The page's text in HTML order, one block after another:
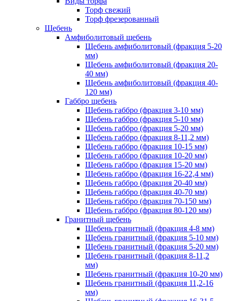
Торф свежий
Торф фрезерованный
Щебень
Амфиболитовый щебень
Щебень амфиболитовый (фракция 5-20
мм)
Щебень амфиболитовый (фракция 20-
40 мм)
Щебень амфиболитовый (фракция 40-
120 мм)
Габбро щебень
Щебень габбро (фракция 3-10 мм)
Щебень габбро (фракция 5-10 мм)
Щебень габбро (фракция 5-20 мм)
Щебень габбро (фракция 8-11,2 мм)
Щебень габбро (фракция 10-15 мм)
Щебень габбро (фракция 10-20 мм)
Щебень габбро (фракция 15-20 мм)
Щебень габбро (фракция 16-22,4 мм)
Щебень габбро (фракция 20-40 мм)
Щебень габбро (фракция 40-70 мм)
Щебень габбро (фракция 70-150 мм)
Щебень габбро (фракция 80-120 мм)
Гранитный щебень
Щебень гранитный (фракция 4-8 мм)
Щебень гранитный (фракция 5-10 мм)
Щебень гранитный (фракция 5-20 мм)
Щебень гранитный (фракция 8-11,2
мм)
Щебень гранитный (фракция 10-20 мм)
Щебень гранитный (фракция 11,2-16
мм)